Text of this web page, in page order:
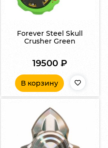
Forever Steel Skull
Crusher Green
19500₽
В корзину